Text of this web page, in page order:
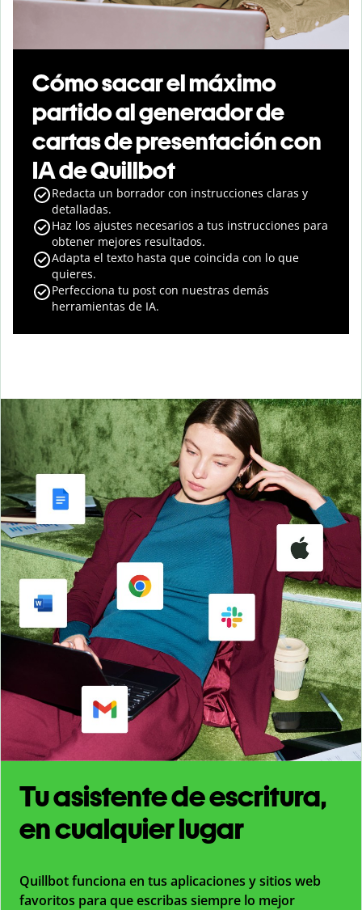
Cómo sacar el máximo
partido al generador de
cartas de presentación con
IA de Quillbot
Redacta un borrador con instrucciones claras y
detalladas.
Haz los ajustes necesarios a tus instrucciones para
obtener mejores resultados.
Adapta el texto hasta que coincida con lo que
quieres.
Perfecciona tu post con nuestras demás
herramientas de IA.
Tu asistente de escritura,
en cualquier lugar
Quillbot funciona en tus aplicaciones y sitios web
favoritos para que escribas siempre lo mejor